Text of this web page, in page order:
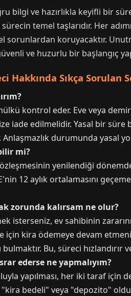
bilgi ve hazırlıkla keyifli bir
temel taşlarıdır. Her
koruyacaktır.
ve huzurlu bir başlangıç
Hakkında Sıkça Sorulan
kontrol eder. Eve veya
iade edilmelidir. Yasal bir
Anlaşmazlık durumunda yasal
mi?
yenilendiği
12 aylık ortalamasını
zorunda kalırsam ne olur?
isterseniz, ev sahibinin
için kira ödemeye devam
Bu, süreci hızlandırır
ederse ne yapmalıyım?
yapılması, her iki taraf için
bedeli" veya "depozito"